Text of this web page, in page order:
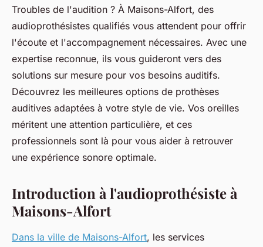
Audioprothésiste à maisons-
alfort : vos oreilles méritent le
meilleur
fabienne• 25 mars 2025•4 min de lecture
Troubles de l'audition ? À Maisons-Alfort, des
audioprothésistes qualifiés vous attendent pour offrir
l'écoute et l'accompagnement nécessaires. Avec une
expertise reconnue, ils vous guideront vers des
solutions sur mesure pour vos besoins auditifs.
Découvrez les meilleures options de prothèses
auditives adaptées à votre style de vie. Vos oreilles
méritent une attention particulière, et ces
professionnels sont là pour vous aider à retrouver
une expérience sonore optimale.
Introduction à l'audioprothésiste à
Maisons-Alfort
Dans la ville de Maisons-Alfort, les services